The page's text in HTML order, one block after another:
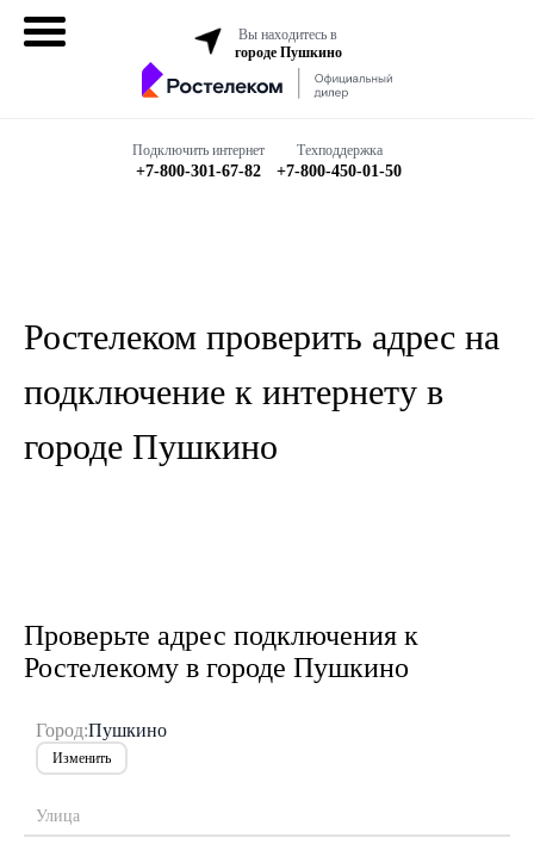
Вы находитесь в
городе Пушкино
Подключить интернет
+7-800-301-67-82
Техподдержка
+7-800-450-01-50
Подключить
Ростелеком проверить адрес на
подключение к интернету в
городе Пушкино
Проверьте адрес подключения к
Ростелекому в городе Пушкино
Город:Пушкино
Изменить